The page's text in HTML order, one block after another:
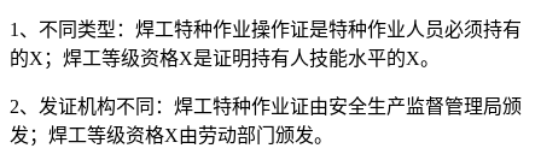
1、不同类型：焊工特种作业操作证是特种作业人员必须持有
的X；焊工等级资格X是证明持有人技能水平的X。
2、发证机构不同：焊工特种作业证由安全生产监督管理局颁
发；焊工等级资格X由劳动部门颁发。